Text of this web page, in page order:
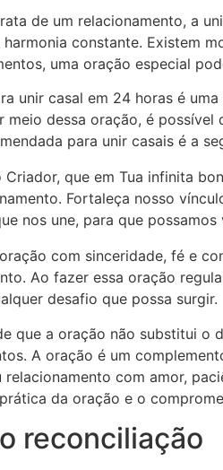
de um relacionamento, a
harmonia constante. Existem
uma oração especial
unir casal em 24 horas é
meio dessa oração, é
para unir casais é a
Criador, que em Tua infinita
Fortaleça nosso
nos une, para que
com sinceridade, fé e
Ao fazer essa oração
desafio que possa surgir.
que a oração não substitui o
A oração é um
relacionamento com amor,
da oração e o
reconciliação